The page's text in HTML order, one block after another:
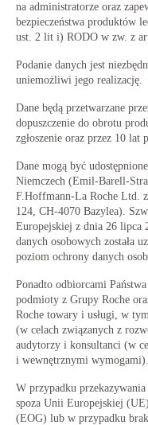
na administratorze oraz
bezpieczeństwa produktów
ust. 2 lit i) RODO w zw. z
Podanie danych jest
uniemożliwi jego realizację.
Dane będą przetwarzane
dopuszczenie do obrotu
zgłoszenie oraz przez 10 lat
Dane mogą być
Niemczech (Emil-Barell-
F.Hoffmann-La Roche Ltd.
124, CH-4070 Bazylea).
Europejskiej z dnia 26 lipca
danych osobowych została
poziom ochrony danych
Ponadto odbiorcami
podmioty z Grupy Roche
Roche towary i usługi, w
(w celach związanych z
audytorzy i konsultanci (w
i wewnętrznymi wymogami).
W przypadku
spoza Unii Europejskiej
(EOG) lub w przypadku